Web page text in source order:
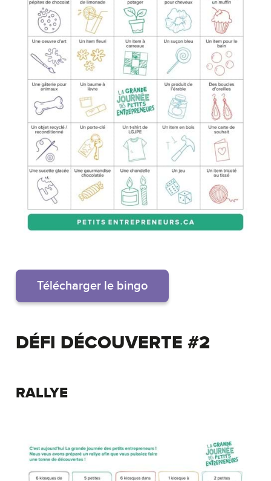
Télécharger le bingo
DÉFI DÉCOUVERTE #2
RALLYE